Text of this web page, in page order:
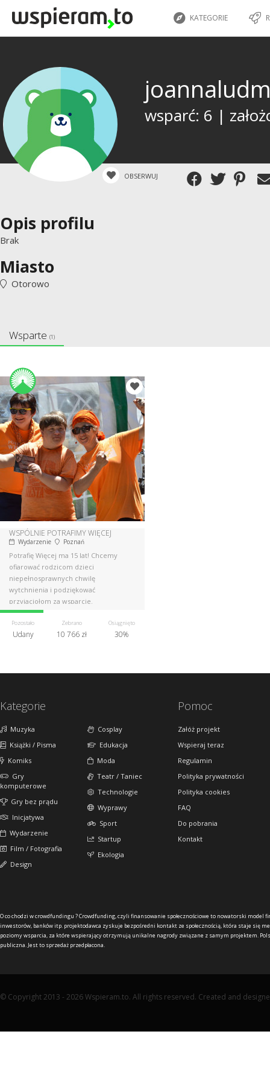
KATEGORIE
wsparć: 6 |
OBSERWUJ
Opis profilu
Brak
Miasto
Otorowo
Wsparte (1)
WSPÓLNIE POTRAFIMY WIĘCEJ
Wydarzenie Poznań
Potrafię Więcej ma 15 lat! Chcemy
ofiarować rodzicom dzieci
niepełnosprawnych chwilę
wytchnienia i podziękować
przyjaciołom za wsparcie.
Organizujemy bal na 150 par!
Pozostało
Udany
Zebrano
10 766 zł
Osiągnięto
30%
Kategorie
Muzyka
Książki / Pisma
Komiks
Gry
komputerowe
Gry bez prądu
Inicjatywa
Wydarzenie
Film / Fotografia
Design
Cosplay
Edukacja
Moda
Teatr / Taniec
Technologie
Wyprawy
Sport
Startup
Ekologia
Pomoc
Załóż projekt
Wspieraj teraz
Regulamin
Polityka prywatności
Polityka cookies
FAQ
Do pobrania
Kontakt
O co chodzi w crowdfundingu ?Crowdfunding, czyli finansowanie społecznościowe to nowatorski model
inwestorów, banków itp. projektodawca zyskuje bezpośredni kontakt ze społecznością, która staje się
poziomy wsparcia, za które wspierający otrzymują unikalne nagrody związane z samym projektem.
publiczna. Jest to sprzedaż przedpłacona.
© Copyright 2013 - 2026 Wspieram.to. All rights reserved. Created and